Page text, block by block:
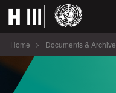
Home Documents & Archive